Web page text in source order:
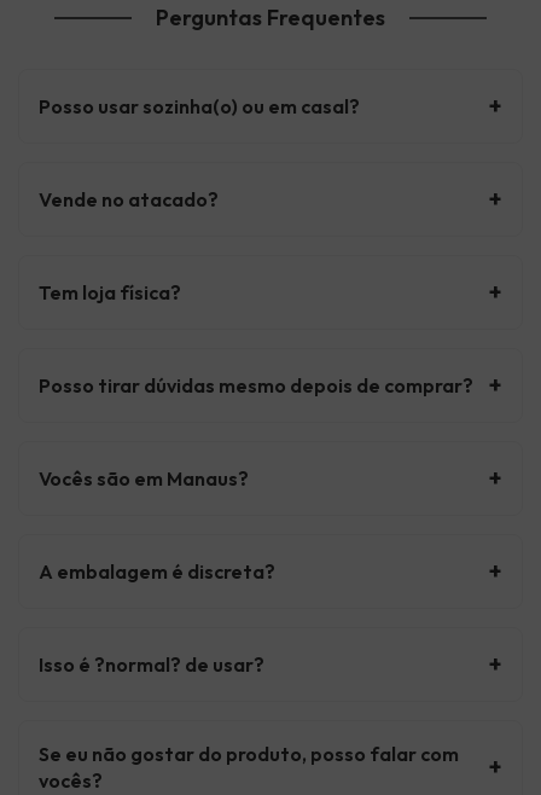
Perguntas Frequentes
Posso usar sozinha(o) ou em casal? +
Vende no atacado? +
Tem loja física? +
Posso tirar dúvidas mesmo depois de comprar? +
Vocês são em Manaus? +
A embalagem é discreta? +
Isso é ?normal? de usar? +
Se eu não gostar do produto, posso falar com
vocês?
+